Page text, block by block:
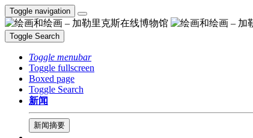
Toggle navigation
Toggle Search
Toggle menubar
Toggle fullscreen
Boxed page
Toggle Search
新闻
新闻摘要